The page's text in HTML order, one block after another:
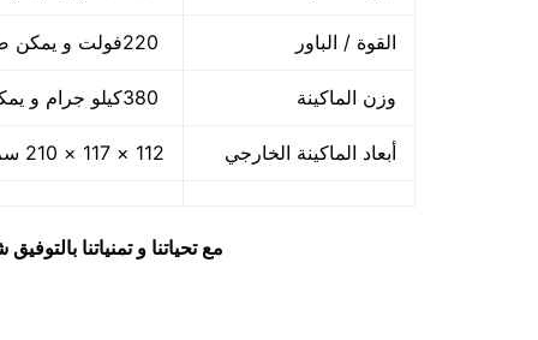
القوة / الباور
وزن الماكينة
أبعاد الماكينة الخارجي 112 × 117 × 210 سم و يمكن فك الماكينة و تركيبها في اي مكان
مع تحياتنا و تمنياتنا